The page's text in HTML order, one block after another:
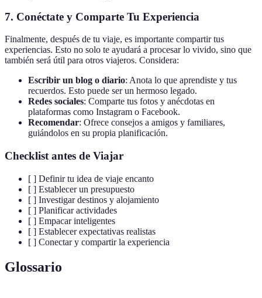
7. Conéctate y Comparte Tu Experiencia
Finalmente, después de tu viaje, es importante compartir tus
experiencias. Esto no solo te ayudará a procesar lo vivido, sino que
también será útil para otros viajeros. Considera:
Escribir un blog o diario: Anota lo que aprendiste y tus
recuerdos. Esto puede ser un hermoso legado.
Redes sociales: Comparte tus fotos y anécdotas en
plataformas como Instagram o Facebook.
Recomendar: Ofrece consejos a amigos y familiares,
guiándolos en su propia planificación.
Checklist antes de Viajar
[ ] Definir tu idea de viaje encanto
[ ] Establecer un presupuesto
[ ] Investigar destinos y alojamiento
[ ] Planificar actividades
[ ] Empacar inteligentes
[ ] Establecer expectativas realistas
[ ] Conectar y compartir la experiencia
Glossario